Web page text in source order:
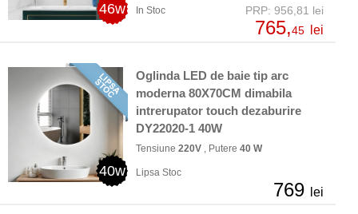
46w In Stoc PRP: 956,81 lei
765,45 lei
40w
Oglinda LED de baie tip arc
moderna 80X70CM dimabila
intrerupator touch dezaburire
DY22020-1 40W
Tensiune 220V , Putere 40 W
Lipsa Stoc
769 lei